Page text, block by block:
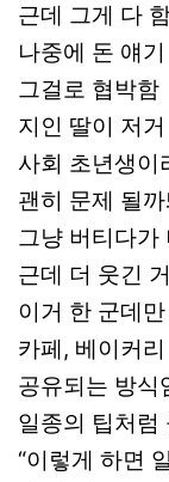
근데 그게 다
나중에 돈 얘
그걸로 협박함
지인 딸이 저
사회 초년생이
괜히 문제 될
그냥 버티다가
근데 더 웃긴
이거 한 군데
카페, 베이커
공유되는 방식
일종의 팁처럼
“이렇게 하면